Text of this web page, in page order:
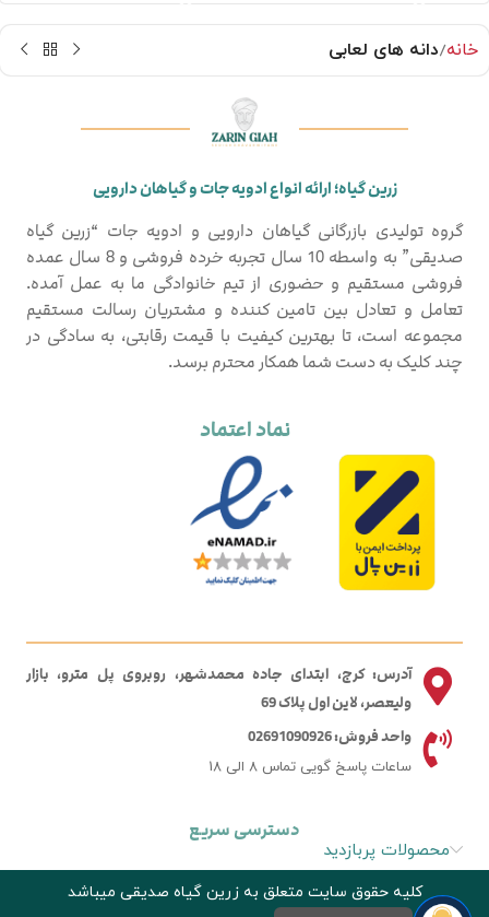
خانه دانه های لعابی
زرین گیاه؛ ارائه انواع ادویه جات و گیاهان دارویی
گروه تولیدی بازرگانی گیاهان دارویی و ادویه جات “زرین گیاه
صدیقی” به واسطه 10 سال تجربه خرده فروشی و 8 سال عمده
فروشی مستقیم و حضوری از تیم خانوادگی ما به عمل آمده.
تعامل و تعادل بین تامین کننده و مشتریان رسالت مستقیم
مجموعه است، تا بهترین کیفیت با قیمت رقابتی، به سادگی در
چند کلیک به دست شما همکار محترم برسد.
نماد اعتماد
آدرس: کرج، ابتدای جاده محمدشهر، روبروی پل مترو، بازار
ولیعصر، لاین اول پلاک 69
واحد فروش: 02691090926
ساعات پاسخ گویی تماس 8 الی 18
دسترسی سریع
محصولات پربازدید
کلیه حقوق سایت متعلق به زرین گیاه صدیقی میباشد